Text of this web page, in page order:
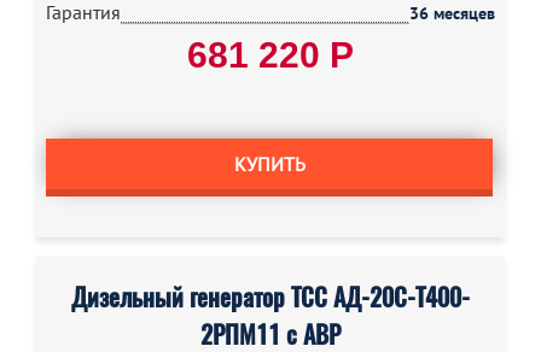
Гарантия 36 месяцев
681 220 Р
КУПИТЬ
Дизельный генератор ТСС АД-20С-Т400-
2РПМ11 с АВР